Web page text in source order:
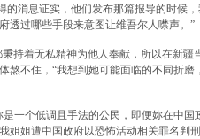
消息证实，他们发布那篇报导的时候，
透过哪些手段来意图让维吾尔人噤声。”
持着无私精神为他人奉献，所以在新疆
熬不住，“我想到她可能面临的不同折磨
一个低调且手法的公民，即便妳在中国
姐姐遭中国政府以恐怖活动相关罪名判